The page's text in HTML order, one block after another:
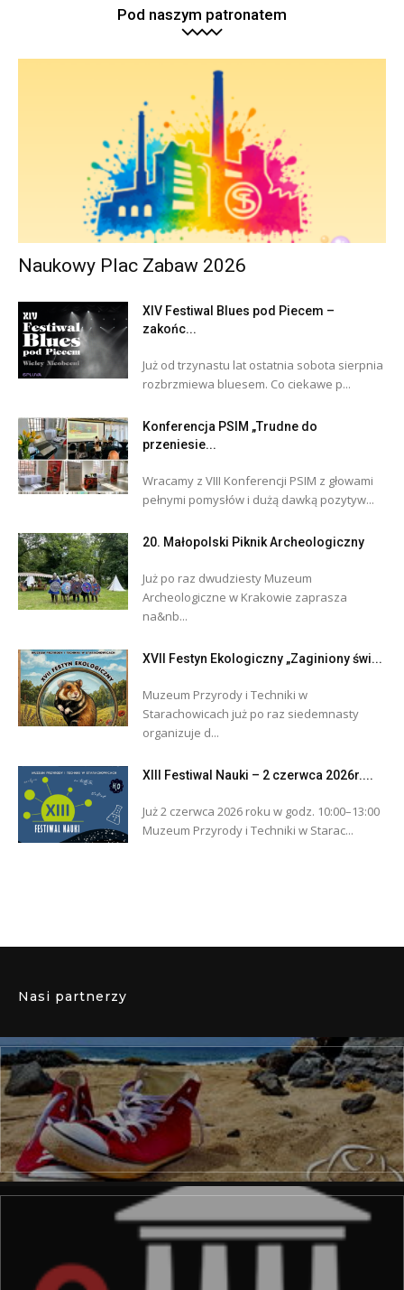
Pod naszym patronatem
Naukowy Plac Zabaw 2026
XIV Festiwal Blues pod Piecem –
zakońc...
Już od trzynastu lat ostatnia sobota sierpnia
rozbrzmiewa bluesem. Co ciekawe p...
Konferencja PSIM „Trudne do
przeniesie...
Wracamy z VIII Konferencji PSIM z głowami
pełnymi pomysłów i dużą dawką pozytyw...
20. Małopolski Piknik Archeologiczny
Już po raz dwudziesty Muzeum
Archeologiczne w Krakowie zaprasza
na&nb...
XVII Festyn Ekologiczny „Zaginiony świ...
Muzeum Przyrody i Techniki w
Starachowicach już po raz siedemnasty
organizuje d...
XIII Festiwal Nauki – 2 czerwca 2026r....
Już 2 czerwca 2026 roku w godz. 10:00–13:00
Muzeum Przyrody i Techniki w Starac...
Nasi partnerzy